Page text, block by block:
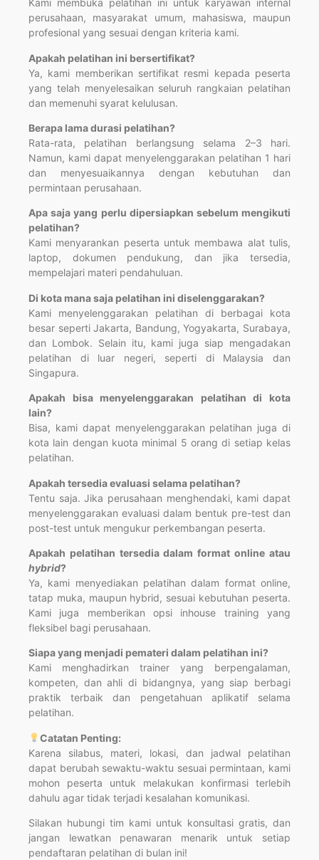
Kami membuka pelatihan ini untuk karyawan internal
perusahaan, masyarakat umum, mahasiswa, maupun
profesional yang sesuai dengan kriteria kami.
Apakah pelatihan ini bersertifikat?
Ya, kami memberikan sertifikat resmi kepada peserta
yang telah menyelesaikan seluruh rangkaian pelatihan
dan memenuhi syarat kelulusan.
Berapa lama durasi pelatihan?
Rata-rata, pelatihan berlangsung selama 2–3 hari.
Namun, kami dapat menyelenggarakan pelatihan 1 hari
dan menyesuaikannya dengan kebutuhan dan
permintaan perusahaan.
Apa saja yang perlu dipersiapkan sebelum mengikuti
pelatihan?
Kami menyarankan peserta untuk membawa alat tulis,
laptop, dokumen pendukung, dan jika tersedia,
mempelajari materi pendahuluan.
Di kota mana saja pelatihan ini diselenggarakan?
Kami menyelenggarakan pelatihan di berbagai kota
besar seperti Jakarta, Bandung, Yogyakarta, Surabaya,
dan Lombok. Selain itu, kami juga siap mengadakan
pelatihan di luar negeri, seperti di Malaysia dan
Singapura.
Apakah bisa menyelenggarakan pelatihan di kota
lain?
Bisa, kami dapat menyelenggarakan pelatihan juga di
kota lain dengan kuota minimal 5 orang di setiap kelas
pelatihan.
Apakah tersedia evaluasi selama pelatihan?
Tentu saja. Jika perusahaan menghendaki, kami dapat
menyelenggarakan evaluasi dalam bentuk pre-test dan
post-test untuk mengukur perkembangan peserta.
Apakah pelatihan tersedia dalam format online atau
hybrid?
Ya, kami menyediakan pelatihan dalam format online,
tatap muka, maupun hybrid, sesuai kebutuhan peserta.
Kami juga memberikan opsi inhouse training yang
fleksibel bagi perusahaan.
Siapa yang menjadi pemateri dalam pelatihan ini?
Kami menghadirkan trainer yang berpengalaman,
kompeten, dan ahli di bidangnya, yang siap berbagi
praktik terbaik dan pengetahuan aplikatif selama
pelatihan.
Catatan Penting:
Karena silabus, materi, lokasi, dan jadwal pelatihan
dapat berubah sewaktu-waktu sesuai permintaan, kami
mohon peserta untuk melakukan konfirmasi terlebih
dahulu agar tidak terjadi kesalahan komunikasi.
Silakan hubungi tim kami untuk konsultasi gratis, dan
jangan lewatkan penawaran menarik untuk setiap
pendaftaran pelatihan di bulan ini!